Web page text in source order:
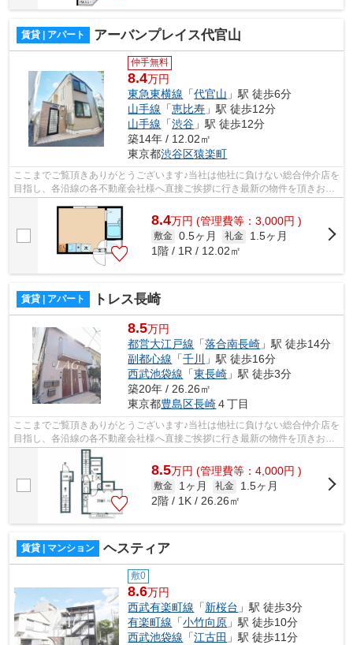
賃貸 | アパート アーバンプレイス代官山
仲手無料
8.4万円
東急東横線 「代官山 」駅 徒歩6分
山手線 「恵比寿 」駅 徒歩12分
山手線 「渋谷 」駅 徒歩12分
築14年 / 12.02㎡
東京都渋谷区猿楽町
ここまでご覧頂きありがとうございます♪当社は他社に負けない総合仲介店を
目指し、各沿線の各不動産会社様へ直接ご挨拶に行き最新の物件を頂きお客
様へ提供しております！最新の情報は...
8.4万円 (管理費等：3,000円 )
敷金 0.5ヶ月 礼金
1.5ヶ月
1階 / 1R / 12.02㎡
賃貸 | アパート トレス長崎
8.5万円
都営大江戸線 「落合南長崎 」駅 徒歩14分
副都心線 「千川 」駅 徒歩16分
西武池袋線 「東長崎 」駅 徒歩3分
築20年 / 26.26㎡
東京都豊島区長崎４丁目
ここまでご覧頂きありがとうございます♪当社は他社に負けない総合仲介店を
目指し、各沿線の各不動産会社様へ直接ご挨拶に行き最新の物件を頂きお客
様へ提供しております！最新の情報は...
8.5万円 (管理費等：4,000円 )
敷金 1ヶ月 礼金
1.5ヶ月
2階 / 1K / 26.26㎡
賃貸 | マンション ヘスティア
敷0
8.6万円
西武有楽町線 「新桜台 」駅 徒歩3分
有楽町線 「小竹向原 」駅 徒歩10分
西武池袋線 「江古田 」駅 徒歩11分